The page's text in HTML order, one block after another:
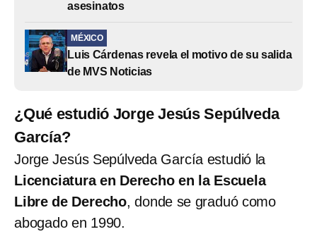
asesinatos
MÉXICO
Luis Cárdenas revela el motivo de su salida
de MVS Noticias
¿Qué estudió Jorge Jesús Sepúlveda
García?
Jorge Jesús Sepúlveda García estudió la
Licenciatura en Derecho en la Escuela
Libre de Derecho, donde se graduó como
abogado en 1990.